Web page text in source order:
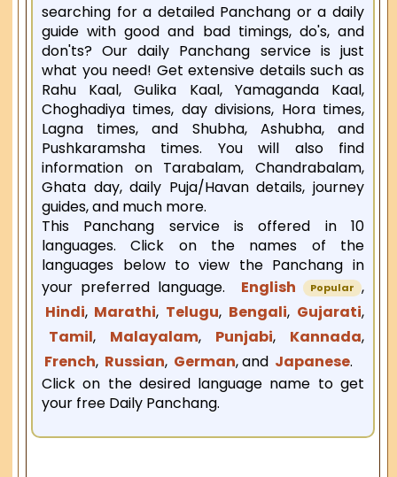
searching for a detailed Panchang or a daily
guide with good and bad timings, do's, and
don'ts? Our daily Panchang service is just
what you need! Get extensive details such as
Rahu Kaal, Gulika Kaal, Yamaganda Kaal,
Choghadiya times, day divisions, Hora times,
Lagna times, and Shubha, Ashubha, and
Pushkaramsha times. You will also find
information on Tarabalam, Chandrabalam,
Ghata day, daily Puja/Havan details, journey
guides, and much more.
This Panchang service is offered in 10
languages. Click on the names of the
languages below to view the Panchang in
your preferred language.
English Popular ,
Hindi, Marathi, Telugu, Bengali, Gujarati,
Tamil, Malayalam, Punjabi, Kannada,
French, Russian, German, and Japanese.
Click on the desired language name to get
your free Daily Panchang.